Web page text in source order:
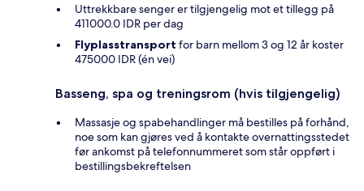
Uttrekkbare senger er tilgjengelig mot et tillegg på
411000.0 IDR per dag
Flyplasstransport for barn mellom 3 og 12 år koster
475000 IDR (én vei)
Basseng, spa og treningsrom (hvis tilgjengelig)
Massasje og spabehandlinger må bestilles på forhånd,
noe som kan gjøres ved å kontakte overnattingsstedet
før ankomst på telefonnummeret som står oppført i
bestillingsbekreftelsen